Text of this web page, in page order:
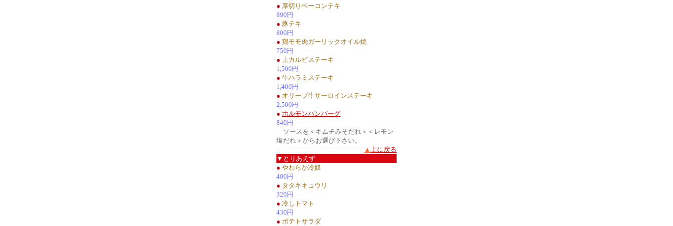
● 厚切りベーコンテキ
890円
● 豚テキ
800円
● 鶏モモ肉ガーリックオイル焼
750円
● 上カルビステーキ
1,500円
● 牛ハラミステーキ
1,400円
● オリーブ牛サーロインステーキ
2,500円
● ホルモンハンバーグ
840円
ソースを＜キムチみそだれ＞＜レモン
塩だれ＞からお選び下さい。
▲ 上に戻る
▼とりあえず
● やわらか冷奴
400円
● タタキキュウリ
320円
● 冷しトマト
430円
● ポテトサラダ